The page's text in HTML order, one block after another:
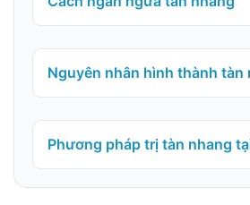
Nguyên nhân hình thành tàn
Phương pháp trị tàn nhang